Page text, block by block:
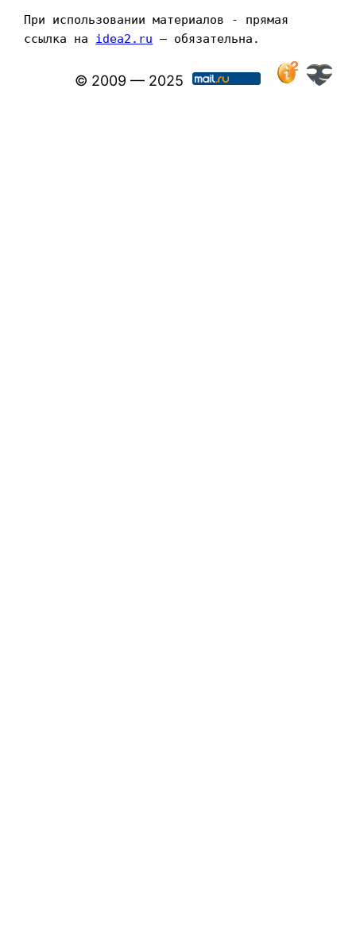
При использовании материалов - прямая
ссылка на idea2.ru — обязательна.
© 2009 — 2025